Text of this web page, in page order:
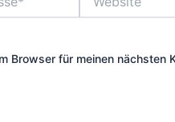
Browser für meinen nächsten